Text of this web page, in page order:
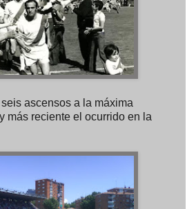
ascensos a la máxima
más reciente el ocurrido en la